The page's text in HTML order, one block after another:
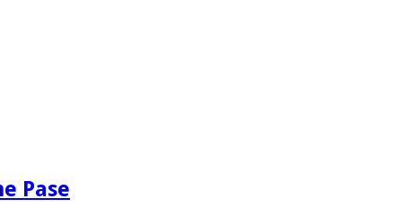
Pase